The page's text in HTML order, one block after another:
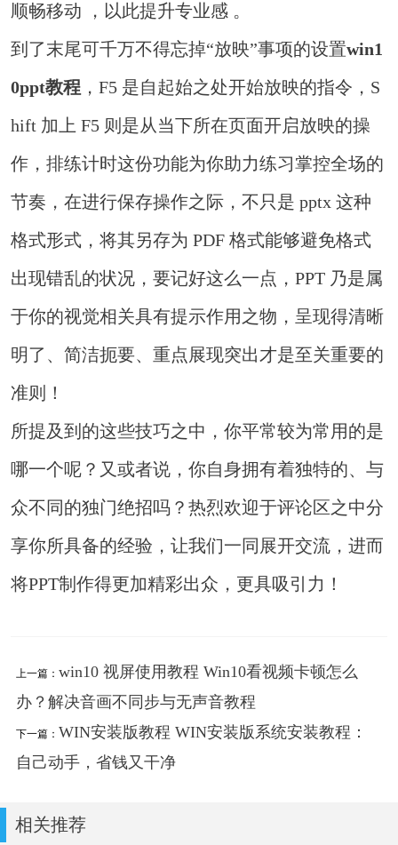
顺畅移动 ，以此提升专业感 。
到了末尾可千万不得忘掉“放映”事项的设置win1
0ppt教程 ，F5 是自起始之处开始放映的指令，S
hift 加上 F5 则是从当下所在页面开启放映的操
作，排练计时这份功能为你助力练习掌控全场的
节奏，在进行保存操作之际，不只是 pptx 这种
格式形式，将其另存为 PDF 格式能够避免格式
出现错乱的状况，要记好这么一点，PPT 乃是属
于你的视觉相关具有提示作用之物，呈现得清晰
明了、简洁扼要、重点展现突出才是至关重要的
准则！
所提及到的这些技巧之中，你平常较为常用的是
哪一个呢？又或者说，你自身拥有着独特的、与
众不同的独门绝招吗？热烈欢迎于评论区之中分
享你所具备的经验，让我们一同展开交流，进而
将PPT制作得更加精彩出众，更具吸引力！
上一篇：win10 视屏使用教程 Win10看视频卡顿怎么
办？解决音画不同步与无声音教程
下一篇： WIN安装版教程 WIN安装版系统安装教程：
自己动手，省钱又干净
相关推荐